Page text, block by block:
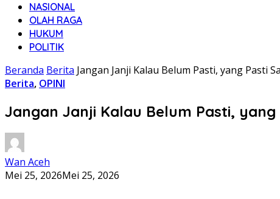
NASIONAL
OLAH RAGA
HUKUM
POLITIK
Beranda Berita Jangan Janji Kalau Belum Pasti, yang Pasti
Berita, OPINI
Jangan Janji Kalau Belum Pasti,
Wan Aceh
Mei 25, 2026Mei 25, 2026